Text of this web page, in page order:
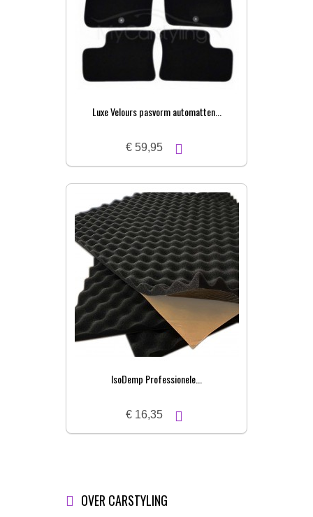
Luxe Velours pasvorm automatten...
€ 59,95
IsoDemp Professionele...
€ 16,35
OVER CARSTYLING